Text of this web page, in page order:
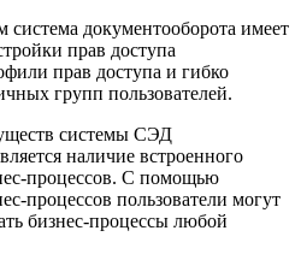
документооборота имеет
прав доступа
прав доступа и гибко
групп пользователей.
системы СЭД
наличие встроенного
процессов. С помощью
процессов пользователи могут
бизнес-процессы любой